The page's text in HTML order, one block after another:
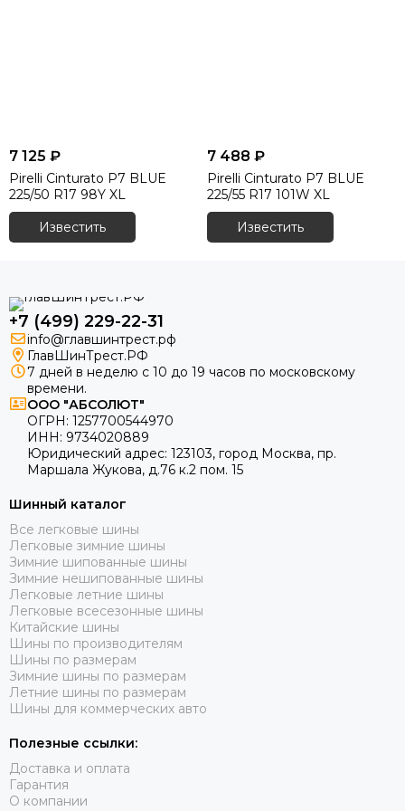
Шины Minerva
Шины Firestone
Шины Nokian Tyres
7 125 ₽
Pirelli Cinturato P7 BLUE
225/50 R17 98Y XL
Известить
7 488 ₽
Pirelli Cinturato P7 BLUE
225/55 R17 101W XL
Известить
+7 (499) 229-22-31
info@главшинтрест.рф
ГлавШинТрест.РФ
7 дней в неделю с 10 до 19 часов по московскому
времени.
ООО "АБСОЛЮТ"
ОГРН: 1257700544970
ИНН: 9734020889
Юридический адрес: 123103, город Москва, пр.
Маршала Жукова, д.76 к.2 пом. 15
Шинный каталог
Все легковые шины
Легковые зимние шины
Зимние шипованные шины
Зимние нешипованные шины
Легковые летние шины
Легковые всесезонные шины
Китайские шины
Шины по производителям
Шины по размерам
Зимние шины по размерам
Летние шины по размерам
Шины для коммерческих авто
Полезные ссылки:
Доставка и оплата
Гарантия
О компании